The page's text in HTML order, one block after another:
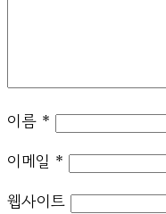
이름 *
이메일 *
웹사이트